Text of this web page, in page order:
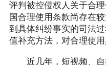
评判被控侵权人关于合
国合理使用条款尚存在
到具体纠纷事实的司法
值补充方法，对合理使
近几年，短视频、自